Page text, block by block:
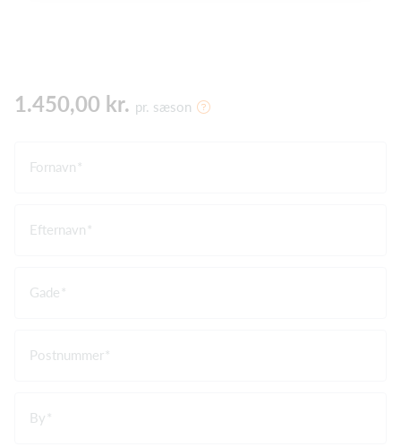
1.450,00 kr. pr. sæson
Fornavn
Efternavn
Gade
Postnummer
By